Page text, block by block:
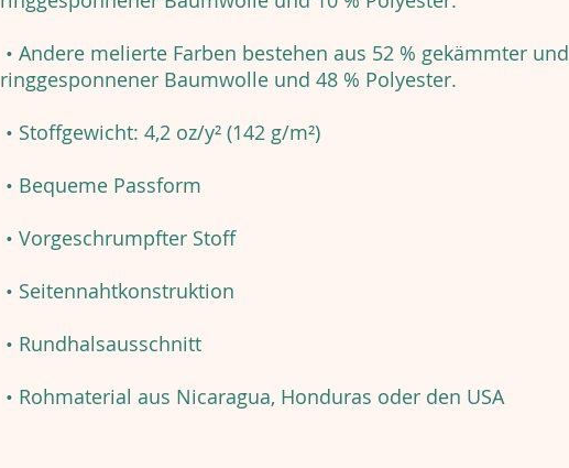
• Andere melierte Farben bestehen aus 52 % gekämmter und
ringgesponnener Baumwolle und 48 % Polyester.
• Stoffgewicht: 4,2 oz/y² (142 g/m²)
• Bequeme Passform
• Vorgeschrumpfter Stoff
• Seitennahtkonstruktion
• Rundhalsausschnitt
• Rohmaterial aus Nicaragua, Honduras oder den USA